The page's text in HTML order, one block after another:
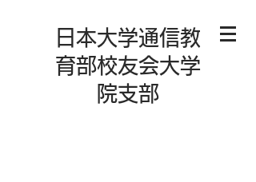
日本大学通信教
育部校友会大学
院支部